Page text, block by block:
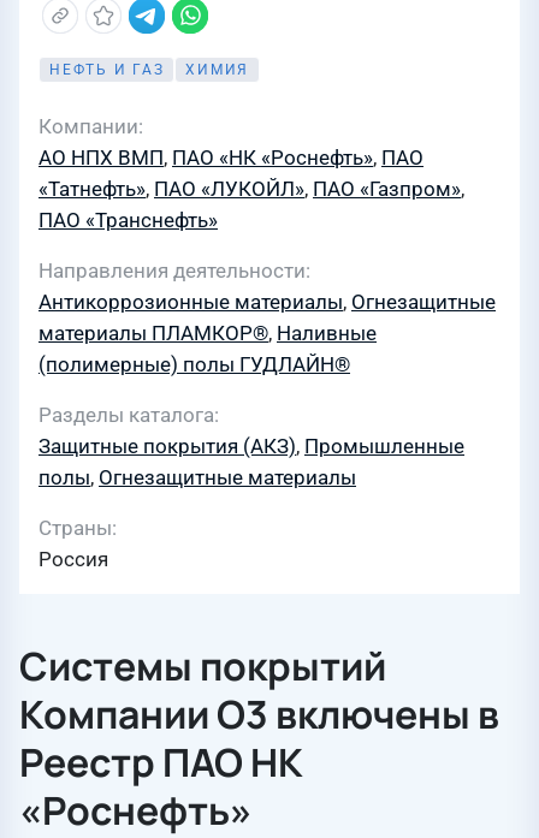
НЕФТЬ И ГАЗ ХИМИЯ
Компании
АО НПХ ВМП, ПАО «НК «Роснефть», ПАО
«Татнефть», ПАО «ЛУКОЙЛ», ПАО «Газпром»,
ПАО «Транснефть»
Направления деятельности
Антикоррозионные материалы, Огнезащитные
материалы ПЛАМКОР®, Наливные
(полимерные) полы ГУДЛАЙН®
Разделы каталога
Защитные покрытия (АКЗ), Промышленные
полы, Огнезащитные материалы
Страны
Россия
Системы покрытий
Компании О3 включены в
Реестр ПАО НК
«Роснефть»